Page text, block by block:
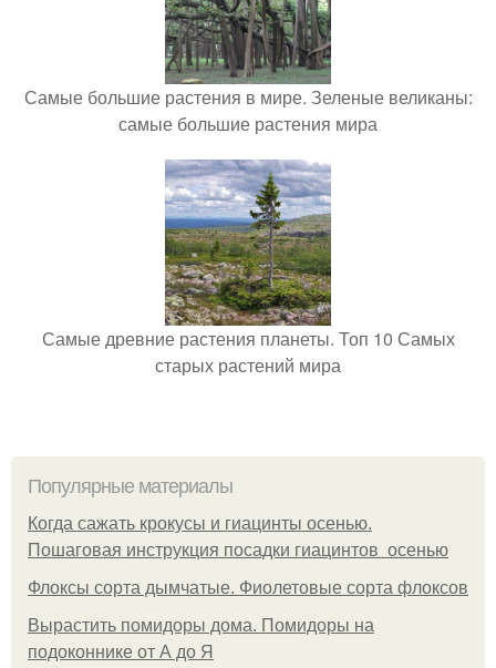
Самые большие растения в мире. Зеленые великаны:
самые большие растения мира
Самые древние растения планеты. Топ 10 Самых
старых растений мира
Популярные материалы
Когда сажать крокусы и гиацинты осенью.
Пошаговая инструкция посадки гиацинтов осенью
Флоксы сорта дымчатые. Фиолетовые сорта флоксов
Вырастить помидоры дома. Помидоры на
подоконнике от А до Я